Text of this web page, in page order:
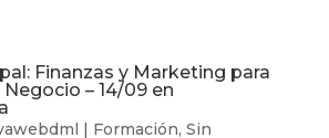
Finanzas y Marketing para
– 14/09 en
| Formación, Sin